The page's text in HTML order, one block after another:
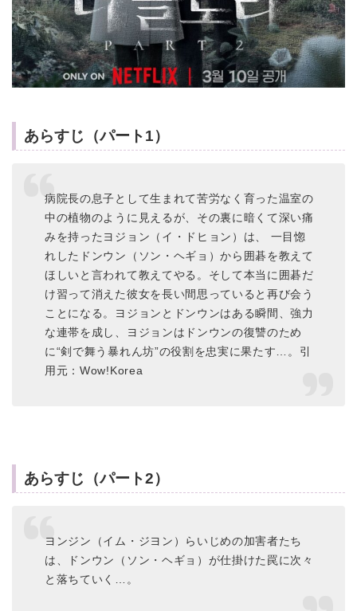
あらすじ（パート1）
病院長の息子として生まれて苦労なく育った温室の
中の植物のように見えるが、その裏に暗くて深い痛
みを持ったヨジョン（イ・ドヒョン）は、 一目惚
れしたドンウン（ソン・ヘギョ）から囲碁を教えて
ほしいと言われて教えてやる。そして本当に囲碁だ
け習って消えた彼女を長い間思っていると再び会う
ことになる。ヨジョンとドンウンはある瞬間、強力
な連帯を成し、ヨジョンはドンウンの復讐のため
に“剣で舞う暴れん坊”の役割を忠実に果たす…。引
用元：Wow!Korea
あらすじ（パート2）
ヨンジン（イム・ジヨン）らいじめの加害者たち
は、ドンウン（ソン・ヘギョ）が仕掛けた罠に次々
と落ちていく…。